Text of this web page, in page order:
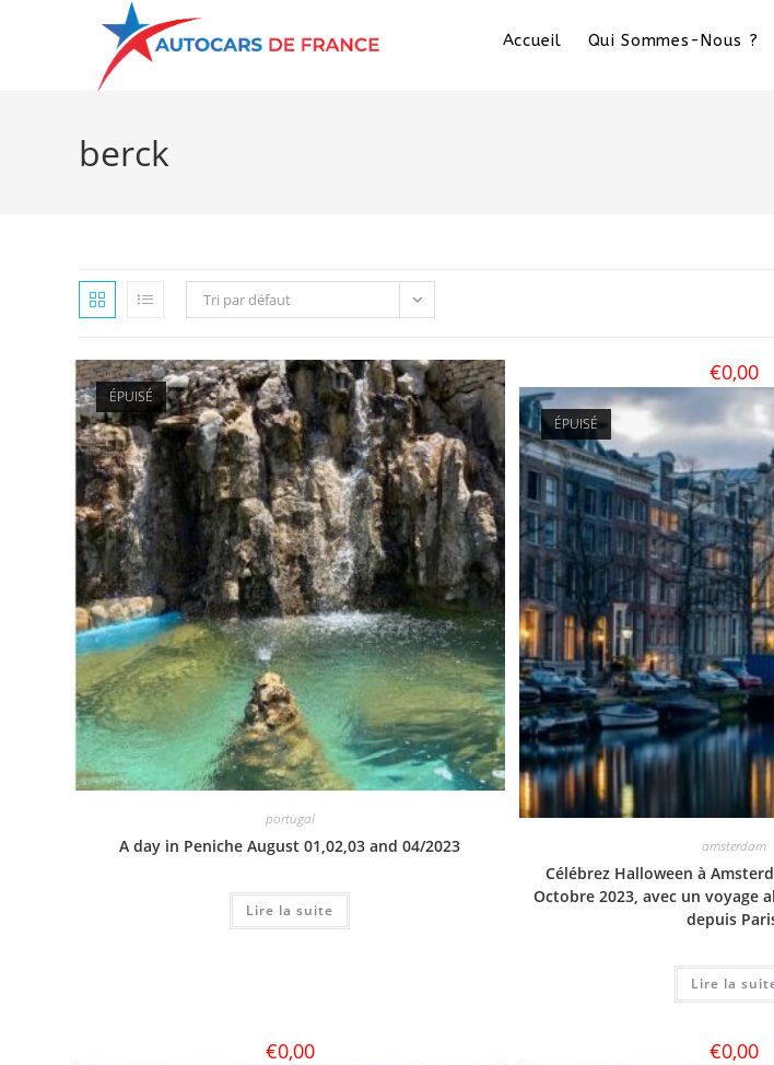
Accueil Qui Sommes-Nous ?
berck
Tri par défaut
ÉPUISÉ
portugal
A day in Peniche August 01,02,03 and 04/2023
Lire la suite
€0,00
ÉPUISÉ
amsterdam
Célébrez Halloween à
Octobre 2023, avec un voyage
depuis
Lire la
€0,00 €0,00